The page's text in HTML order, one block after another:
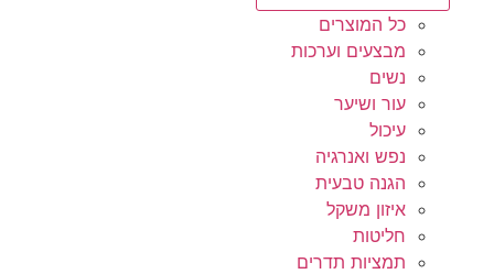
כל המוצרים
מבצעים וערכות
נשים
עור ושיער
עיכול
נפש ואנרגיה
הגנה טבעית
איזון משקל
חליטות
תמציות תדרים